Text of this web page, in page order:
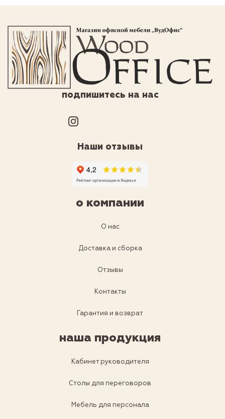
подпишитесь на нас
Наши отзывы
о компании
О нас
Доставка и сборка
Отзывы
Контакты
Гарантия и возврат
наша продукция
Кабинет руководителя
Столы для переговоров
Мебель для персонала